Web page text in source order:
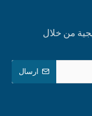
من خلال
ارسال